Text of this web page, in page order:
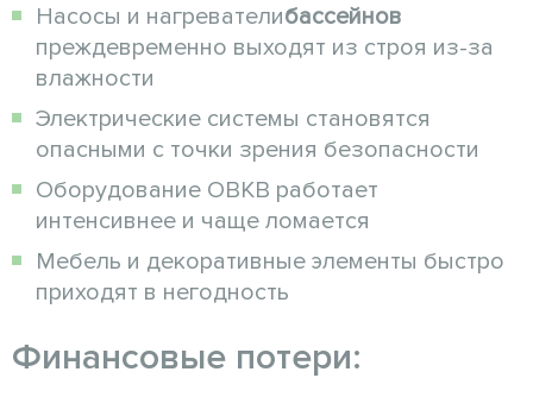
Насосы и нагревателибассейнов
преждевременно выходят из строя из-за
влажности
Электрические системы становятся
опасными с точки зрения безопасности
Оборудование ОВКВ работает
интенсивнее и чаще ломается
Мебель и декоративные элементы быстро
приходят в негодность
Финансовые потери: